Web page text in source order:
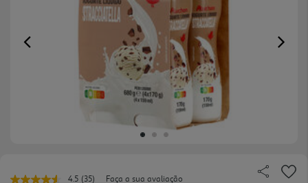
Previous
4.5 (35)
Faça a sua avaliação